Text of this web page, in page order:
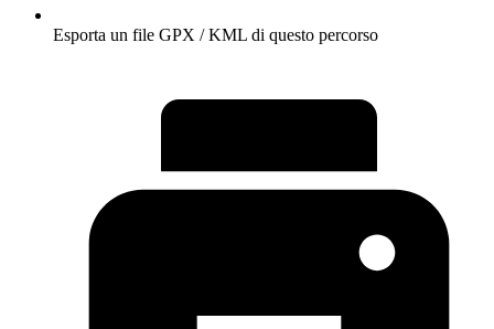
Esporta un file GPX / KML di questo percorso